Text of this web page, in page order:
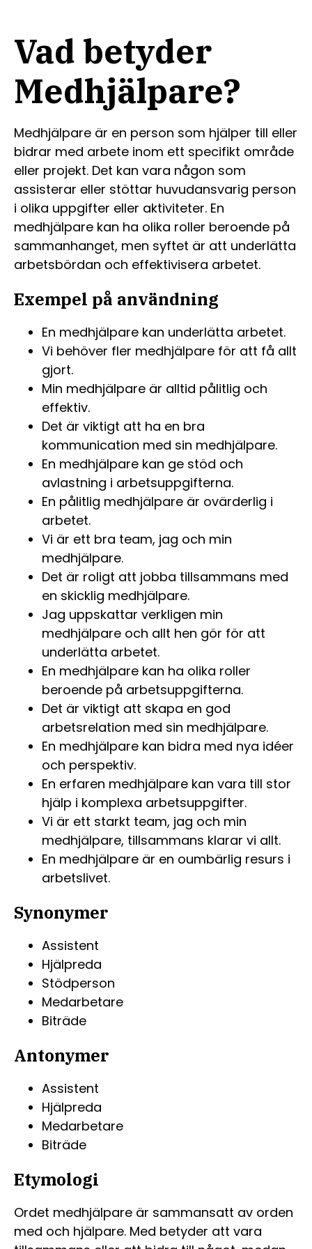
Vad betyder
Medhjälpare?
Medhjälpare är en person som hjälper till eller
bidrar med arbete inom ett specifikt område
eller projekt. Det kan vara någon som
assisterar eller stöttar huvudansvarig person
i olika uppgifter eller aktiviteter. En
medhjälpare kan ha olika roller beroende på
sammanhanget, men syftet är att underlätta
arbetsbördan och effektivisera arbetet.
Exempel på användning
En medhjälpare kan underlätta arbetet.
Vi behöver fler medhjälpare för att få allt
gjort.
Min medhjälpare är alltid pålitlig och
effektiv.
Det är viktigt att ha en bra
kommunication med sin medhjälpare.
En medhjälpare kan ge stöd och
avlastning i arbetsuppgifterna.
En pålitlig medhjälpare är ovärderlig i
arbetet.
Vi är ett bra team, jag och min
medhjälpare.
Det är roligt att jobba tillsammans med
en skicklig medhjälpare.
Jag uppskattar verkligen min
medhjälpare och allt hen gör för att
underlätta arbetet.
En medhjälpare kan ha olika roller
beroende på arbetsuppgifterna.
Det är viktigt att skapa en god
arbetsrelation med sin medhjälpare.
En medhjälpare kan bidra med nya idéer
och perspektiv.
En erfaren medhjälpare kan vara till stor
hjälp i komplexa arbetsuppgifter.
Vi är ett starkt team, jag och min
medhjälpare, tillsammans klarar vi allt.
En medhjälpare är en oumbärlig resurs i
arbetslivet.
Synonymer
Assistent
Hjälpreda
Stödperson
Medarbetare
Biträde
Antonymer
Assistent
Hjälpreda
Medarbetare
Biträde
Etymologi
Ordet medhjälpare är sammansatt av orden
med och hjälpare. Med betyder att vara